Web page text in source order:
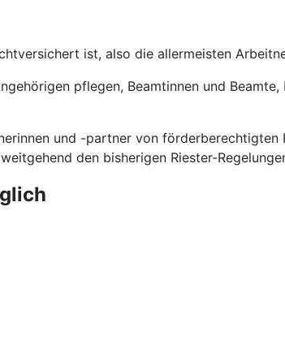
ist, also die allermeisten
pflegen, Beamtinnen und
und -partner von förderberechtigten
den bisherigen Riester-